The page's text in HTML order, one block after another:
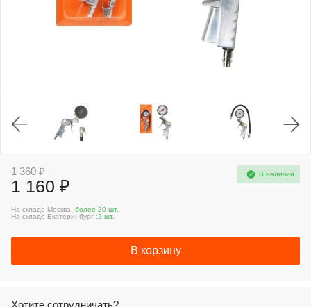
1 360 ₽
1 160 ₽
В наличии
На складе Москва :более 20 шт.
На складе Екатеринбург :2 шт.
В корзину
Хотите сотрудничать?